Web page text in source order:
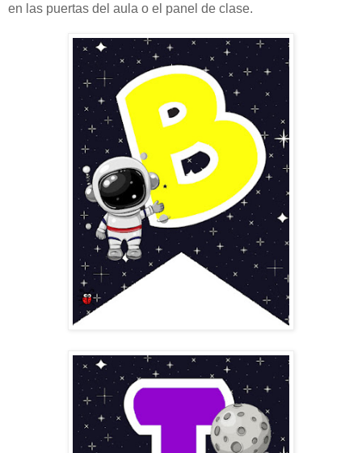
en las puertas del aula o el panel de clase.